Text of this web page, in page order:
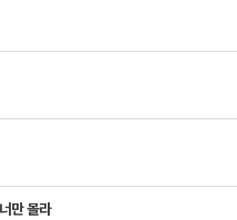
만 몰라